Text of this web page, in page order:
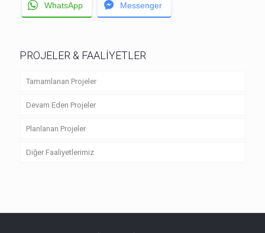
WhatsApp Messenger
PROJELER & FAALİYETLER
Tamamlanan Projeler
Devam Eden Projeler
Planlanan Projeler
Diğer Faaliyetlerimiz